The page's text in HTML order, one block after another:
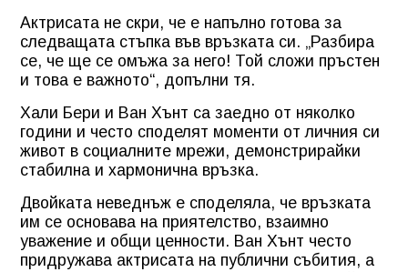
Актрисата не скри, че е напълно готова за
следващата стъпка във връзката си. „Разбира
се, че ще се омъжа за него! Той сложи пръстен
и това е важното“, допълни тя.
Хали Бери и Ван Хънт са заедно от няколко
години и често споделят моменти от личния си
живот в социалните мрежи, демонстрирайки
стабилна и хармонична връзка.
Двойката неведнъж е споделяла, че връзката
им се основава на приятелство, взаимно
уважение и общи ценности. Ван Хънт често
придружава актрисата на публични събития, а